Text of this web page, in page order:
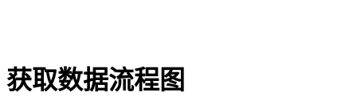
获取数据流程图